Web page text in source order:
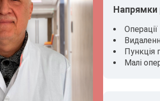
Напрямки
Пункція
Малі